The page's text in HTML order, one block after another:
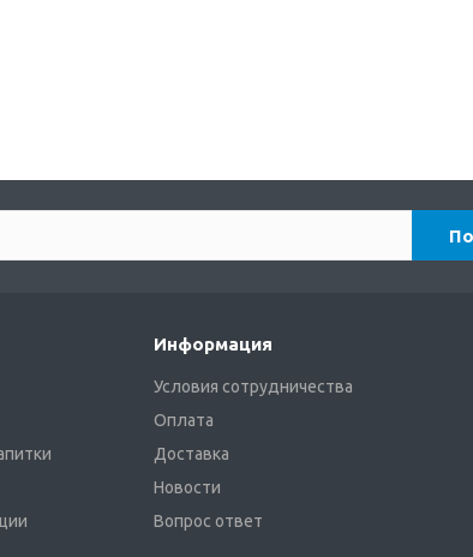
Информация
Условия сотрудничества
Оплата
Доставка
Новости
Вопрос ответ